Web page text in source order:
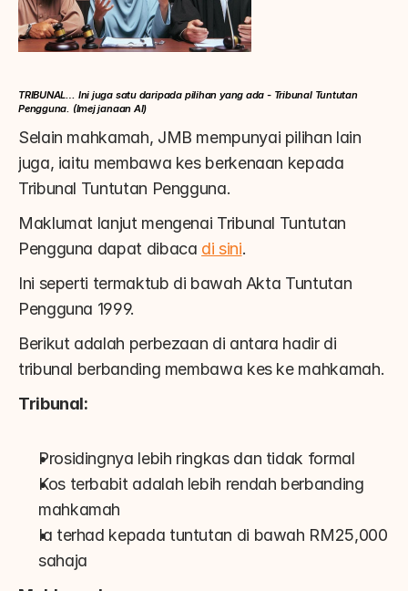
TRIBUNAL… Ini juga satu daripada pilihan yang ada - Tribunal Tuntutan
Pengguna. (Imej janaan AI)
Selain mahkamah, JMB mempunyai pilihan lain
juga, iaitu membawa kes berkenaan kepada
Tribunal Tuntutan Pengguna.
Maklumat lanjut mengenai Tribunal Tuntutan
Pengguna dapat dibaca di sini.
Ini seperti termaktub di bawah Akta Tuntutan
Pengguna 1999.
Berikut adalah perbezaan di antara hadir di
tribunal berbanding membawa kes ke mahkamah.
Tribunal:
Prosidingnya lebih ringkas dan tidak formal
Kos terbabit adalah lebih rendah berbanding
mahkamah
Ia terhad kepada tuntutan di bawah RM25,000
sahaja